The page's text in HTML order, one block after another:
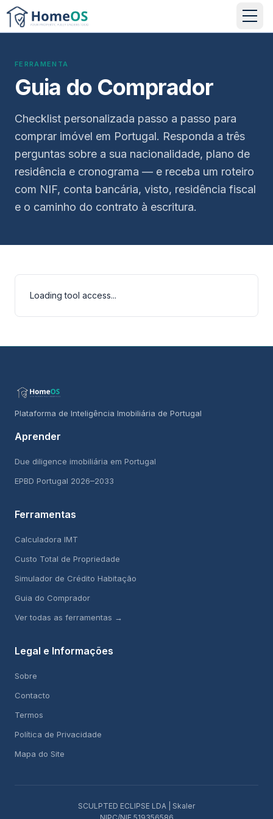
FERRAMENTA
Guia do Comprador
Checklist personalizada passo a passo para
comprar imóvel em Portugal. Responda a três
perguntas sobre a sua nacionalidade, plano de
residência e cronograma — e receba um roteiro
com NIF, conta bancária, visto, residência fiscal
e o caminho do contrato à escritura.
Loading tool access...
Plataforma de Inteligência Imobiliária de Portugal
Aprender
Due diligence imobiliária em Portugal
EPBD Portugal 2026–2033
Ferramentas
Calculadora IMT
Custo Total de Propriedade
Simulador de Crédito Habitação
Guia do Comprador
Ver todas as ferramentas →
Legal e Informações
Sobre
Contacto
Termos
Política de Privacidade
Mapa do Site
SCULPTED ECLIPSE LDA | Skaler